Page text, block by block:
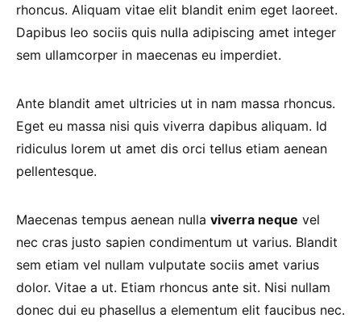
rhoncus. Aliquam vitae elit blandit enim eget laoreet.
Dapibus leo sociis quis nulla adipiscing amet integer
sem ullamcorper in maecenas eu imperdiet.
Ante blandit amet ultricies ut in nam massa rhoncus.
Eget eu massa nisi quis viverra dapibus aliquam. Id
ridiculus lorem ut amet dis orci tellus etiam aenean
pellentesque.
Maecenas tempus aenean nulla viverra neque vel
nec cras justo sapien condimentum ut varius. Blandit
sem etiam vel nullam vulputate sociis amet varius
dolor. Vitae a ut. Etiam rhoncus ante sit. Nisi nullam
donec dui eu phasellus a elementum elit faucibus nec.